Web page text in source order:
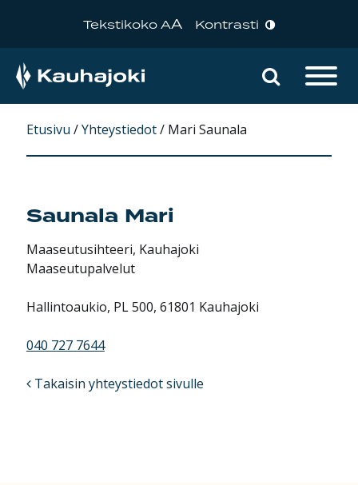
Tekstikoko AA Kontrasti
Päävalikko Hae
Etusivu /Yhteystiedot/ Mari Saunala
Saunala Mari
Maaseutusihteeri, Kauhajoki
Maaseutupalvelut
Hallintoaukio, PL 500, 61801 Kauhajoki
040 727 7644
Takaisin yhteystiedot sivulle